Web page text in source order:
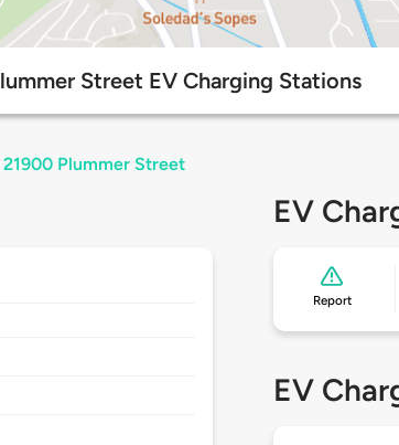
Street EV Charging Stations
21900 Plummer Street
EV
Report
EV